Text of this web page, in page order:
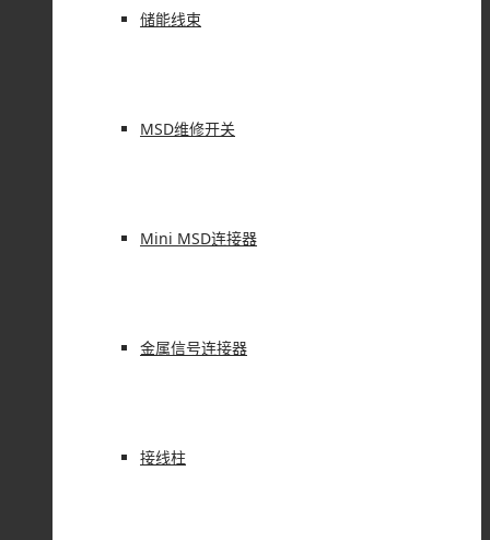
储能线束
MSD维修开关
Mini MSD连接器
金属信号连接器
接线柱